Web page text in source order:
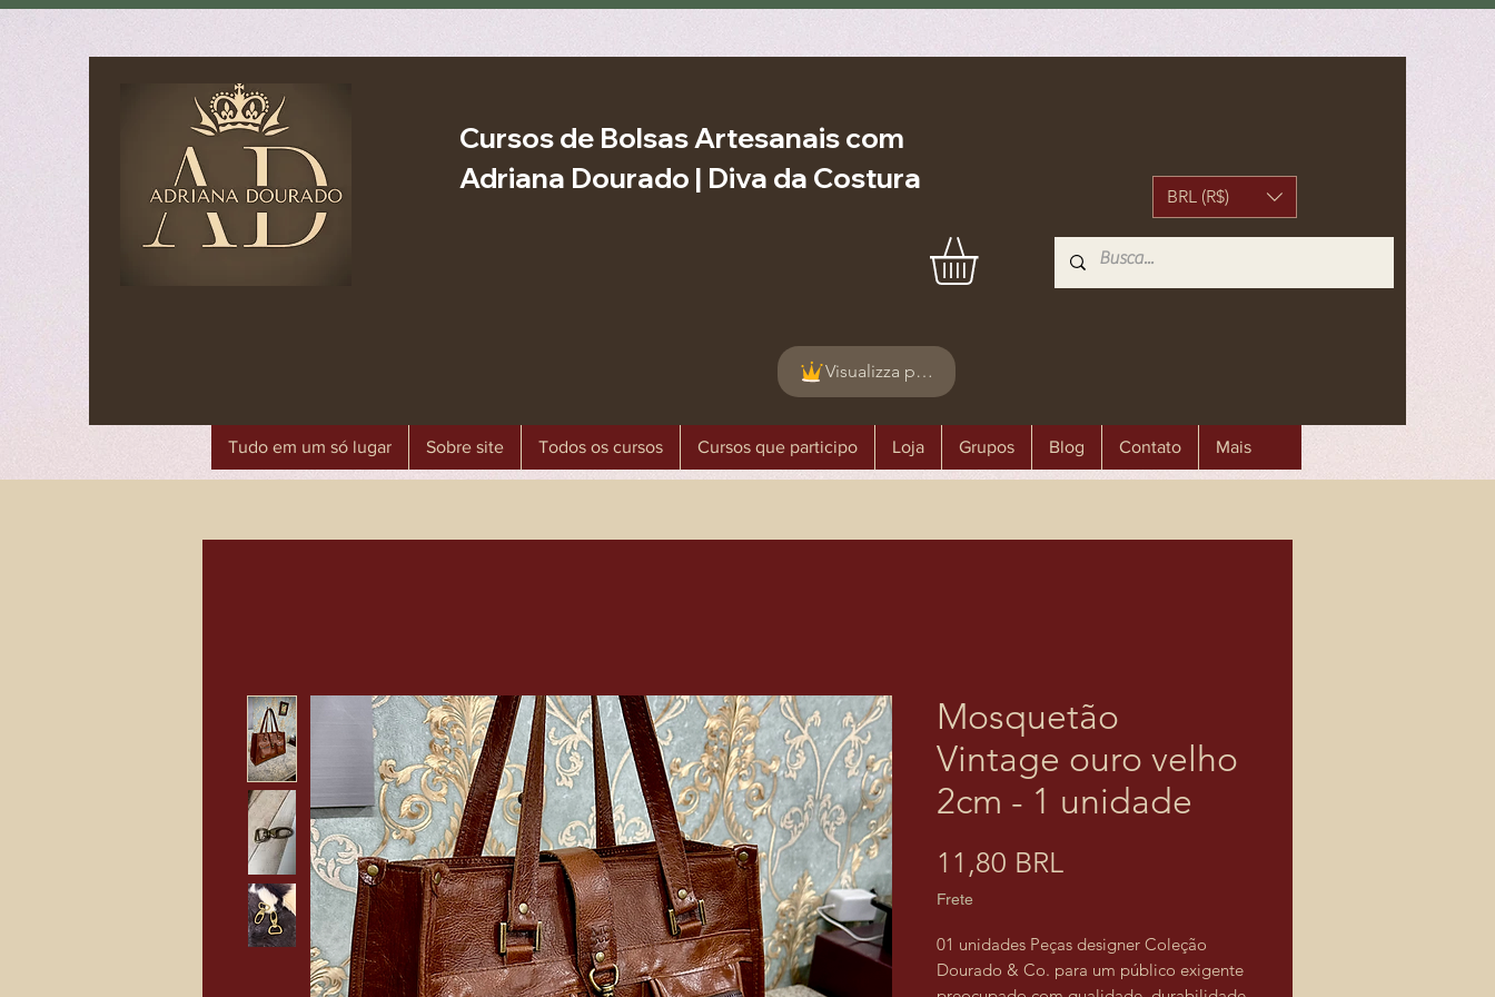
Cursos de Bolsas Artesanais com
Adriana Dourado | Diva da Costura
BRL (R$)
Visualizza punti
Tudo em um só lugar Sobre site Todos os cursos Cursos que participo Loja Grupos Blog Contato Mais
Mosquetão
Vintage ouro velho
2cm - 1 unidade
11,80 BRLPrezzo
Frete
01 unidades Peças designer Coleção
Dourado & Co. para um público exigente